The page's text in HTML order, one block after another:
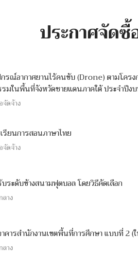
ประกาศจัดซื้
รณ์อากาศยานไร้คนขับ (Drone) ตามโคร
มในพื้นที่จังหวัดชายแดนภาคใต้ ประจำปีง
ดจ้าง
รียนการสอนภาษาไทย
ดจ้าง
ระดับข้างสนามฟุตบอล โดยวิธีคัดเลือก
ลาง
าคารสำนักงานเขตพื้นที่การศึกษา แบบที่ 2 (
ลาง